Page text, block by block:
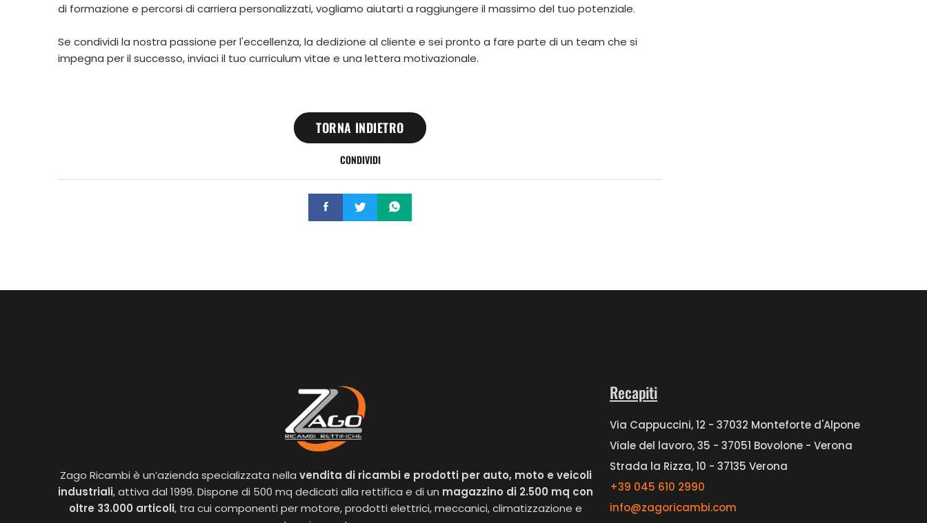
di formazione e percorsi di carriera personalizzati, vogliamo aiutarti a raggiungere il massimo del tuo potenziale.
Se condividi la nostra passione per l'eccellenza, la dedizione al cliente e sei pronto a fare parte di un team che si
impegna per il successo, inviaci il tuo curriculum vitae e una lettera motivazionale.
TORNA INDIETRO
CONDIVIDI
Zago Ricambi è un’azienda specializzata nella vendita di ricambi e prodotti per auto, moto e veicoli
industriali, attiva dal 1999. Dispone di 500 mq dedicati alla rettifica e di un magazzino di 2.500 mq con
oltre 33.000 articoli, tra cui componenti per motore, prodotti elettrici, meccanici, climatizzazione e
Recapiti
Via Cappuccini, 12 - 37032 Monteforte d'Alpone
Viale del lavoro, 35 - 37051 Bovolone - Verona
Strada la Rizza, 10 - 37135 Verona
+39 045 610 2990
info@zagoricambi.com